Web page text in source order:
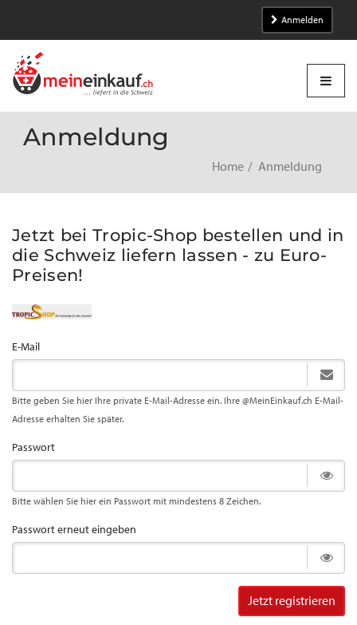
Anmelden
Anmeldung
Home Anmeldung
Jetzt bei Tropic-Shop bestellen und in
die Schweiz liefern lassen - zu Euro-
Preisen!
E-Mail
Bitte geben Sie hier Ihre private E-Mail-Adresse ein. Ihre @MeinEinkauf.ch E-Mail-
Adresse erhalten Sie später.
Passwort
Bitte wählen Sie hier ein Passwort mit mindestens 8 Zeichen.
Passwort erneut eingeben
Jetzt registrieren